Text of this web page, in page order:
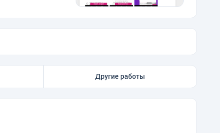
Другие работы